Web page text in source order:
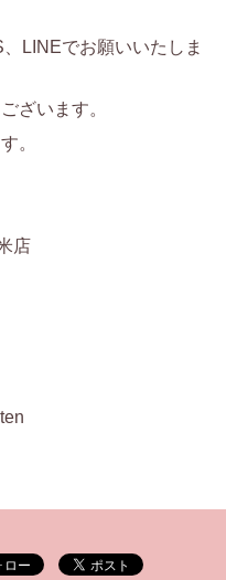
LINEでお願いいたしま
ざいます。
。
店